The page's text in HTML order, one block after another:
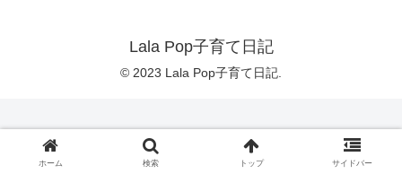
Lala Pop子育て日記
© 2023 Lala Pop子育て日記.
ホーム 検索 トップ サイドバー